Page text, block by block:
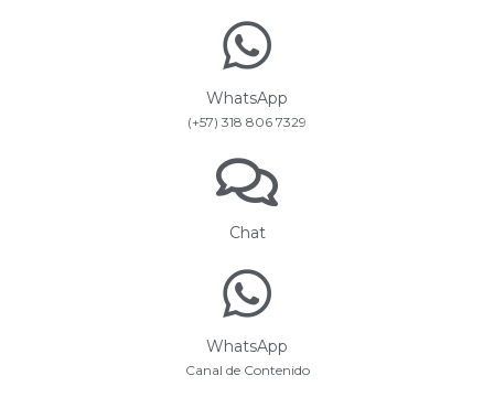
WhatsApp
(+57) 318 806 7329
Chat
WhatsApp
Canal de Contenido